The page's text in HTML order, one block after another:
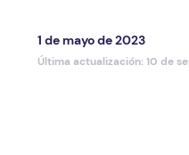
1 de mayo de 2023
Última actualización: 10 de